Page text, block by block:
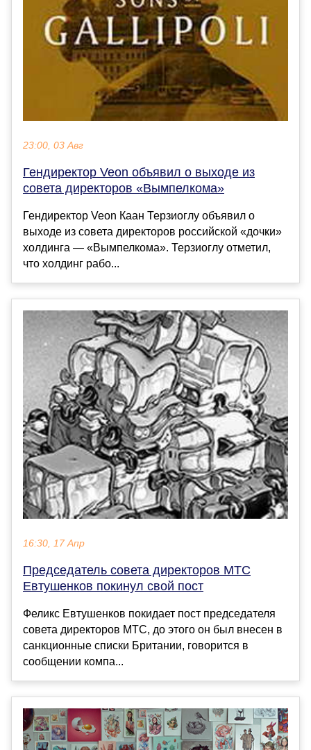
23:00, 03 Авг
Гендиректор Veon объявил о выходе из
совета директоров «Вымпелкома»
Гендиректор Veon Каан Терзиоглу объявил о
выходе из совета директоров российской «дочки»
холдинга — «Вымпелкома». Терзиоглу отметил,
что холдинг рабо...
16:30, 17 Апр
Председатель совета директоров МТС
Евтушенков покинул свой пост
Феликс Евтушенков покидает пост председателя
совета директоров МТС, до этого он был внесен в
санкционные списки Британии, говорится в
сообщении компа...